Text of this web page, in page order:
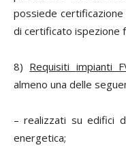
possiede
di certificato ispezione
8) Requisiti impianti
almeno una delle
– realizzati su edifici
energetica;